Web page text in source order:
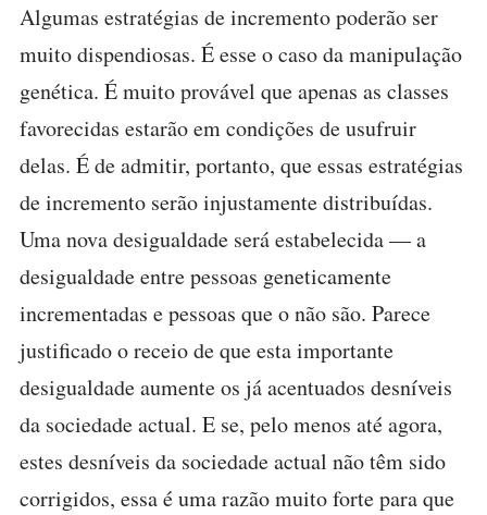
Algumas estratégias de incremento poderão ser
muito dispendiosas. É esse o caso da manipulação
genética. É muito provável que apenas as classes
favorecidas estarão em condições de usufruir
delas. É de admitir, portanto, que essas estratégias
de incremento serão injustamente distribuídas.
Uma nova desigualdade será estabelecida — a
desigualdade entre pessoas geneticamente
incrementadas e pessoas que o não são. Parece
justificado o receio de que esta importante
desigualdade aumente os já acentuados desníveis
da sociedade actual. E se, pelo menos até agora,
estes desníveis da sociedade actual não têm sido
corrigidos, essa é uma razão muito forte para que